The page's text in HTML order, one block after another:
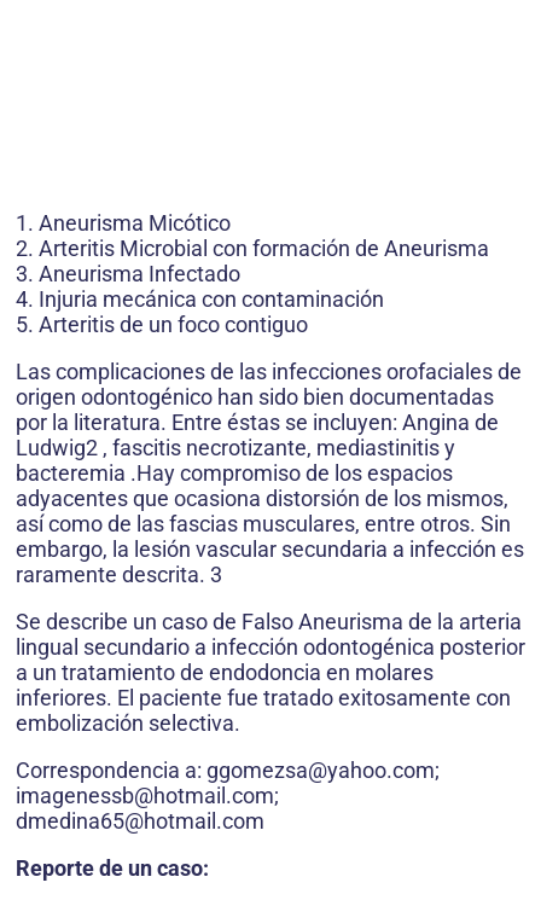
1. Aneurisma Micótico
2. Arteritis Microbial con formación de Aneurisma
3. Aneurisma Infectado
4. Injuria mecánica con contaminación
5. Arteritis de un foco contiguo
Las complicaciones de las infecciones orofaciales de
origen odontogénico han sido bien documentadas
por la literatura. Entre éstas se incluyen: Angina de
Ludwig2 , fascitis necrotizante, mediastinitis y
bacteremia .Hay compromiso de los espacios
adyacentes que ocasiona distorsión de los mismos,
así como de las fascias musculares, entre otros. Sin
embargo, la lesión vascular secundaria a infección es
raramente descrita. 3
Se describe un caso de Falso Aneurisma de la arteria
lingual secundario a infección odontogénica posterior
a un tratamiento de endodoncia en molares
inferiores. El paciente fue tratado exitosamente con
embolización selectiva.
Correspondencia a: ggomezsa@yahoo.com;
imagenessb@hotmail.com;
dmedina65@hotmail.com
Reporte de un caso: